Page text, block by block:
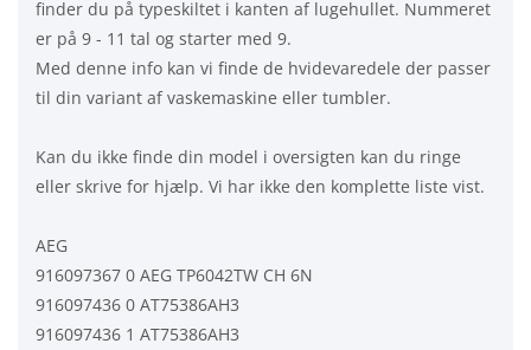
finder du på typeskiltet i kanten af lugehullet. Nummeret
er på 9 - 11 tal og starter med 9.
Med denne info kan vi finde de hvidevaredele der passer
til din variant af vaskemaskine eller tumbler.
Kan du ikke finde din model i oversigten kan du ringe
eller skrive for hjælp. Vi har ikke den komplette liste vist.
AEG
916097367 0 AEG TP6042TW CH 6N
916097436 0 AT75386AH3
916097436 1 AT75386AH3